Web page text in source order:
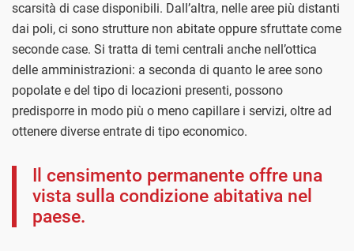
scarsità di case disponibili. Dall’altra, nelle aree più distanti
dai poli, ci sono strutture non abitate oppure sfruttate come
seconde case. Si tratta di temi centrali anche nell’ottica
delle amministrazioni: a seconda di quanto le aree sono
popolate e del tipo di locazioni presenti, possono
predisporre in modo più o meno capillare i servizi, oltre ad
ottenere diverse entrate di tipo economico.
Il censimento permanente offre una
vista sulla condizione abitativa nel
paese.